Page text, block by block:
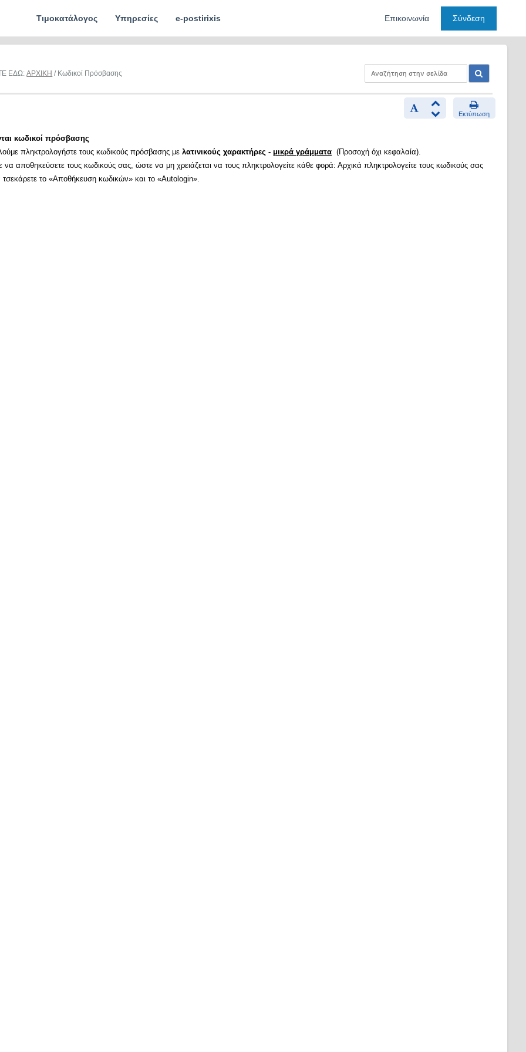
Τιμοκατάλογος Υπηρεσίες e-postirixis Επικοινωνία Σύνδεση
ΕΔΩ:ΑΡΧΙΚΗ / Κωδικοί Πρόσβασης
Εκτύπωση
κωδικοί πρόσβασης
πληκτρολογήστε τους κωδικούς πρόσβασης μελατινικούς χαρακτήρες - μικρά γράμματα (Προσοχή όχι κεφαλαία).
να αποθηκεύσετε τους κωδικούς σας, ώστε να μη χρειάζεται να τους πληκτρολογείτε κάθε φορά: Αρχικά πληκτρολογείτε τους κωδικούς σας
τσεκάρετε το «Αποθήκευση κωδικών» και το «Autologin».